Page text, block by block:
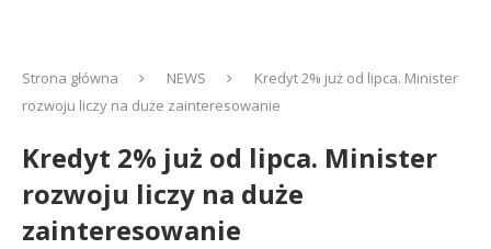
Strona główna NEWS
Kredyt 2% już od lipca. Minister
rozwoju liczy na duże zainteresowanie
Kredyt 2% już od lipca. Minister
rozwoju liczy na duże
zainteresowanie